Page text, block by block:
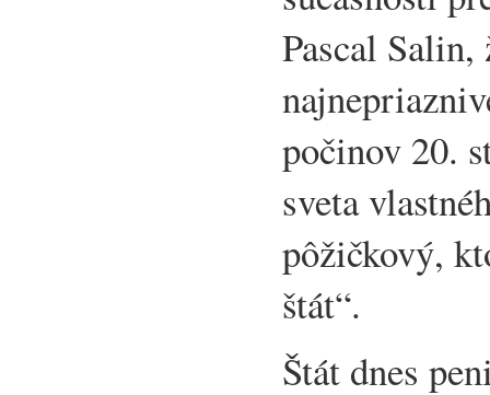
Pascal
počinov 20.
sveta
pôžičkový,
štát“.
Štát dnes